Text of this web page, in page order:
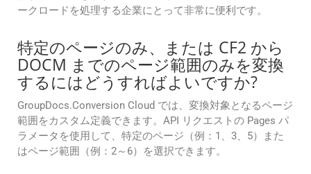
ークロードを処理する企業にとって非常に便利です。
特定のページのみ、または CF2 から
DOCM までのページ範囲のみを変換
するにはどうすればよいですか?
GroupDocs.Conversion Cloud では、変換対象となるページ
範囲をカスタム定義できます。API リクエストの Pages パ
ラメータを使用して、特定のページ（例：1、3、5）また
はページ範囲（例：2～6）を選択できます。